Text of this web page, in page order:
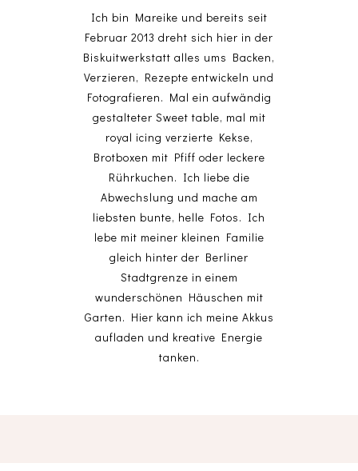
Ich bin Mareike und bereits seit
Februar 2013 dreht sich hier in der
Biskuitwerkstatt alles ums Backen,
Verzieren, Rezepte entwickeln und
Fotografieren. Mal ein aufwändig
gestalteter Sweet table, mal mit
royal icing verzierte Kekse,
Brotboxen mit Pfiff oder leckere
Rührkuchen. Ich liebe die
Abwechslung und mache am
liebsten bunte, helle Fotos. Ich
lebe mit meiner kleinen Familie
gleich hinter der Berliner
Stadtgrenze in einem
wunderschönen Häuschen mit
Garten. Hier kann ich meine Akkus
aufladen und kreative Energie
tanken.